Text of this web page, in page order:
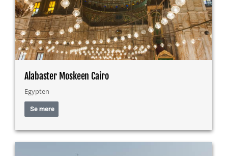
Alabaster Moskeen Cairo
Egypten
Se mere